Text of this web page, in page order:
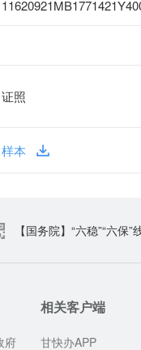
证照
样本
【国务院】“六稳”“六保”
府
相关客户端
甘快办APP